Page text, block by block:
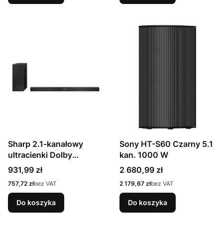
Sharp 2.1-kanałowy
ultracienki Dolby
Atmos/DTS Virtual: X
Soundbar z
bezprzewodowym
subwooferem HT-
SBW320 360 W
Cena
931,99 zł
Cena
757,72 złbez VAT
Do koszyka
Sony HT-S60 Czarny 5.1
kan. 1000 W
Cena
2 680,99 zł
Cena
2 179,67 złbez VAT
Do koszyka